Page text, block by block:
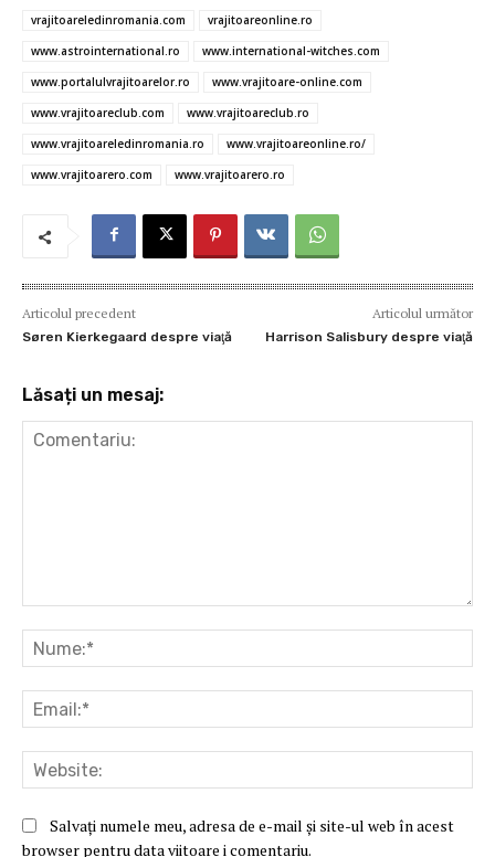
o
o
k
r A
p
p
g
er ă
vrajitoareledinromania.com
vrajitoareonline.ro
www.astrointernational.ro
www.international-witches.com
www.portalulvrajitoarelor.ro
www.vrajitoare-online.com
www.vrajitoareclub.com
www.vrajitoareclub.ro
www.vrajitoareledinromania.ro
www.vrajitoareonline.ro/
www.vrajitoarero.com
www.vrajitoarero.ro
Articolul precedent
Søren Kierkegaard despre viaţă
Articolul următor
Harrison Salisbury despre viaţă
Lăsați un mesaj:
Salvați numele meu, adresa de e-mail și site-ul web în acest
browser pentru data viitoare i comentariu.